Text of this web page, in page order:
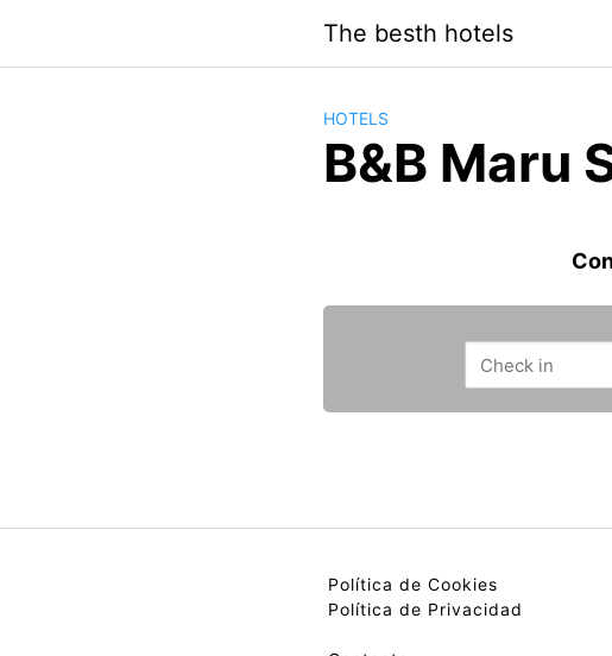
contenido
The besth hotels
HOTELS
B&B Maru
Política de Cookies
Política de Privacidad